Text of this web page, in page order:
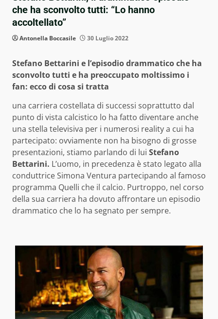
che ha sconvolto tutti: “Lo hanno
accoltellato”
Antonella Boccasile 30 Luglio 2022
Stefano Bettarini e l’episodio drammatico che ha
sconvolto tutti e ha preoccupato moltissimo i
fan: ecco di cosa si tratta
una carriera costellata di successi soprattutto dal
punto di vista calcistico lo ha fatto diventare anche
una stella televisiva per i numerosi reality a cui ha
partecipato: ovviamente non ha bisogno di grosse
presentazioni, stiamo parlando di lui Stefano
Bettarini. L’uomo, in precedenza è stato legato alla
conduttrice Simona Ventura partecipando al famoso
programma Quelli che il calcio. Purtroppo, nel corso
della sua carriera ha dovuto affrontare un episodio
drammatico che lo ha segnato per sempre.